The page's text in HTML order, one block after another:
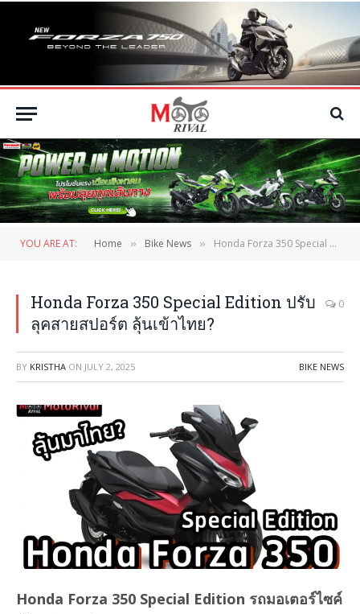
YOU ARE AT: Home » Bike News » Honda Forza 350 Special Edition ปรับลุคสายสปอร์ต ลุ้นเข้าไทย?
Honda Forza 350 Special Edition ปรับ
ลุคสายสปอร์ต ลุ้นเข้าไทย?
0
BY KRISTHA ON JULY 2, 2025 BIKE NEWS
Honda Forza 350 Special Edition รถมอเตอร์ไซค์